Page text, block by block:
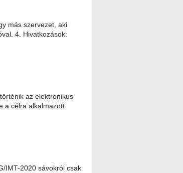
más szervezet, aki
4. Hivatkozások:
az elektronikus
a célra alkalmazott
IMT-2020 sávokról csak